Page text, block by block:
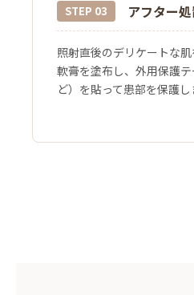
STEP 03 アフター
照射直後のデリケートな
軟膏を塗布し、外用保護
ど）を貼って患部を保護し